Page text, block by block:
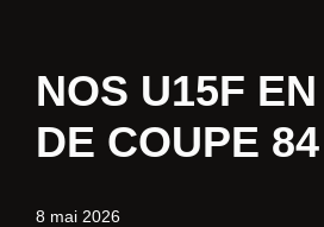
NOS U15F
DE COUPE 84
8 mai 2026